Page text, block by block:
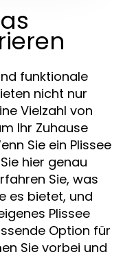
funktionale
nicht nur
Vielzahl von
Ihr Zuhause
Sie ein Plissee
hier genau
Sie, was
es bietet, und
Plissee
Option für
Sie vorbei und